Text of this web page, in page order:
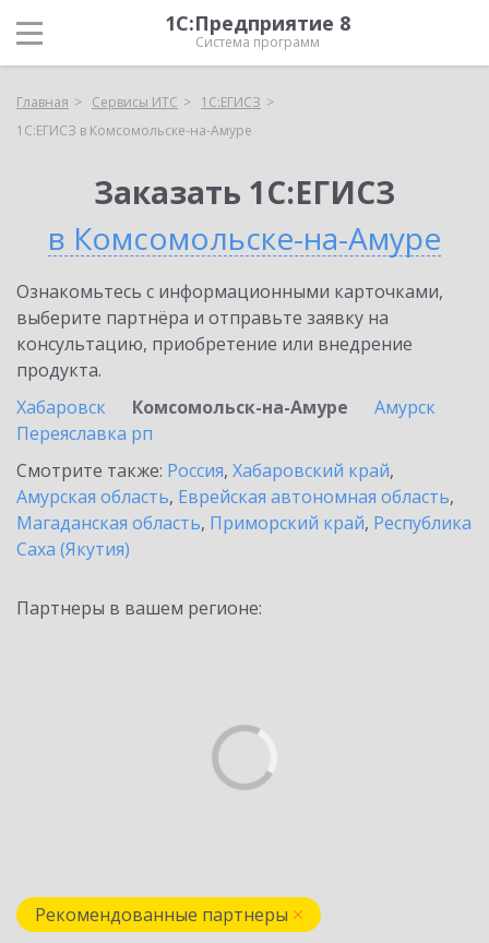
1С:Предприятие 8
Система программ
Главная Сервисы ИТС
1С:ЕГИСЗ
1С:ЕГИСЗ в Комсомольске-на-Амуре
Заказать 1С:ЕГИСЗ
в Комсомольске-на-Амуре
Ознакомьтесь с информационными карточками,
выберите партнёра и отправьте заявку на
консультацию, приобретение или внедрение
продукта.
Хабаровск
Комсомольск-на-Амуре
Амурск
Переяславка рп
Смотрите также: Россия, Хабаровский край,
Амурская область, Еврейская автономная область,
Магаданская область, Приморский край, Республика
Саха (Якутия)
Партнеры в вашем регионе:
Рекомендованные партнеры